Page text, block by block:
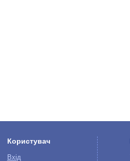
Користувач
Вхід